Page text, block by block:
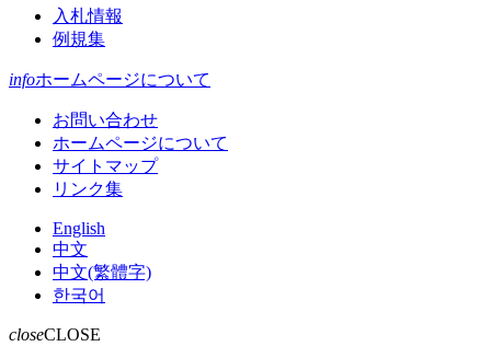
入札情報
例規集
infoホームページについて
お問い合わせ
ホームページについて
サイトマップ
リンク集
English
中文
中文(繁體字)
한국어
closeCLOSE